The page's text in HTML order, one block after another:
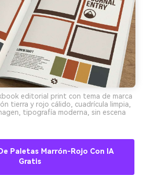
editorial print con tema de marca
tierra y rojo cálido, cuadrícula limpia,
tipografía moderna, sin escena
Paletas Marrón-Rojo Con IA
Gratis